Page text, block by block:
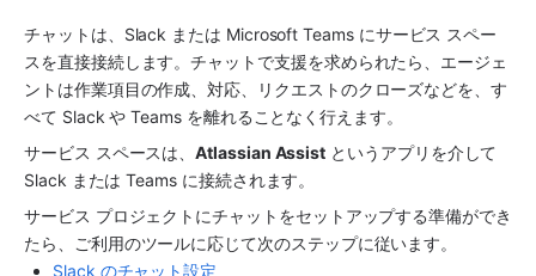
チャットは、Slack または Microsoft Teams にサービス スペー
スを直接接続します。チャットで支援を求められたら、エージェ
ントは作業項目の作成、対応、リクエストのクローズなどを、す
べて Slack や Teams を離れることなく行えます。
サービス スペースは、Atlassian Assist というアプリを介して
Slack または Teams に接続されます。
サービス プロジェクトにチャットをセットアップする準備ができ
たら、ご利用のツールに応じて次のステップに従います。
Slack のチャット設定